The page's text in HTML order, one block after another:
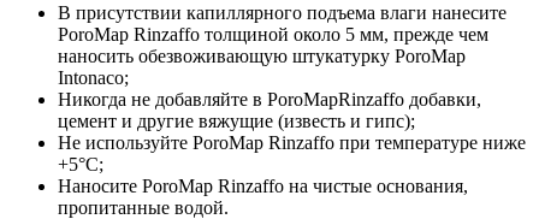
В присутствии капиллярного подъема влаги нанесите
PoroMap Rinzaffo толщиной около 5 мм, прежде чем
наносить обезвоживающую штукатурку PoroMap
Intonaco;
Никогда не добавляйте в PoroMapRinzaffo добавки,
цемент и другие вяжущие (известь и гипс);
Не используйте PoroMap Rinzaffo при температуре ниже
+5°C;
Наносите PoroMap Rinzaffo на чистые основания,
пропитанные водой.